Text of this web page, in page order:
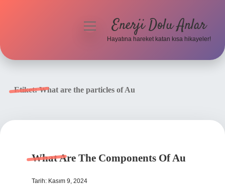
menüyüEnerji Dolu Anlar
Hayatına hareket katan kısa hikayeler!
Etiket:What are the particles of Au
What Are The Components Of Au
Tarih: Kasım 9, 2024